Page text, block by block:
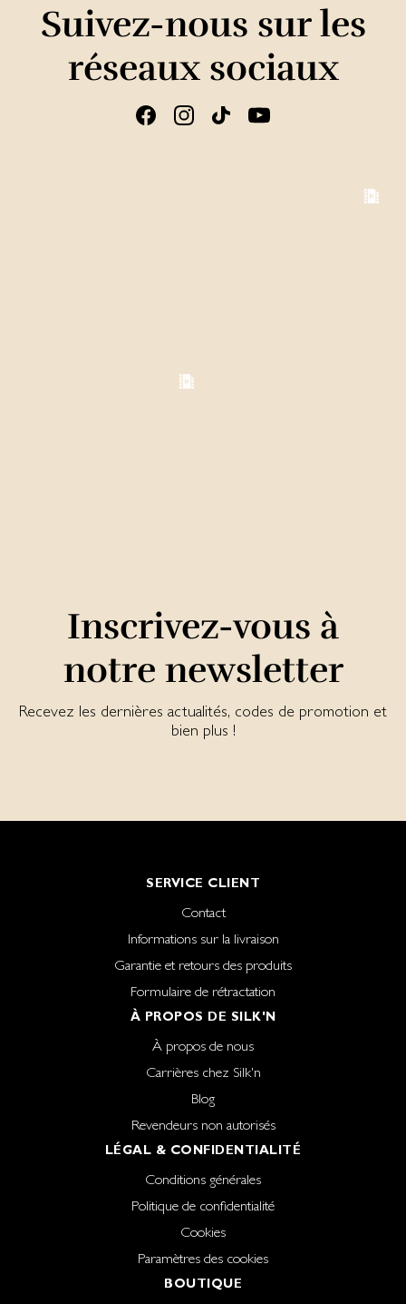
Suivez-nous sur les
réseaux sociaux
Inscrivez-vous à
notre newsletter
Recevez les dernières actualités, codes de promotion et
bien plus !
SERVICE CLIENT
Contact
Informations sur la livraison
Garantie et retours des produits
Formulaire de rétractation
À PROPOS DE SILK'N
À propos de nous
Carrières chez Silk'n
Blog
Revendeurs non autorisés
LÉGAL & CONFIDENTIALITÉ
Conditions générales
Politique de confidentialité
Cookies
Paramètres des cookies
BOUTIQUE